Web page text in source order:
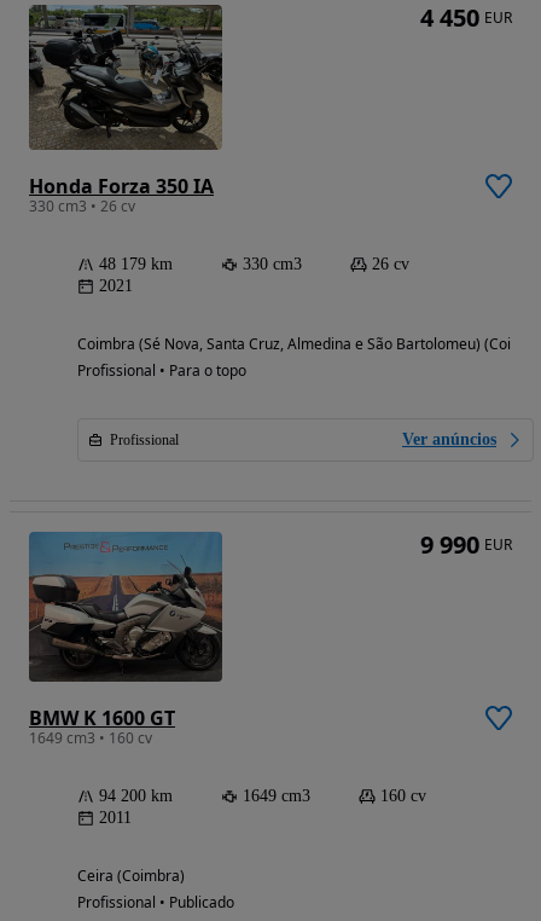
Honda Forza 350 IA
330 cm3 • 26 cv
48 179 km 330 cm3
26 cv
2021
Coimbra (Sé Nova, Santa Cruz, Almedina e São Bartolomeu)
Profissional • Para o topo
Profissional Ver anúncios
4 450 EUR
BMW K 1600 GT
1649 cm3 • 160 cv
94 200 km 1649 cm3
160 cv
2011
Ceira (Coimbra)
Profissional • Publicado
9 990 EUR